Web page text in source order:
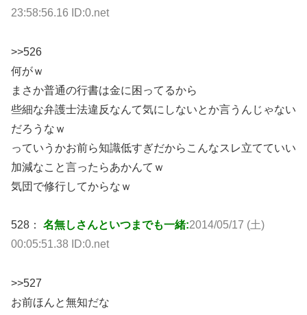
23:58:56.16 ID:0.net
>>526
何がｗ
まさか普通の行書は金に困ってるから
些細な弁護士法違反なんて気にしないとか言うんじゃない
だろうなｗ
っていうかお前ら知識低すぎだからこんなスレ立てていい
加減なこと言ったらあかんてｗ
気団で修行してからなｗ
528： 名無しさんといつまでも一緒:2014/05/17 (土)
00:05:51.38 ID:0.net
>>527
お前ほんと無知だな